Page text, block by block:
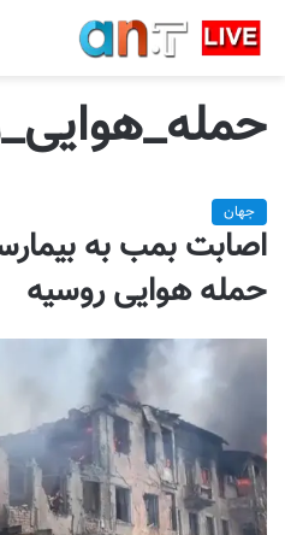
جهان
اصابت بمب به
حمله هوایی روسیه